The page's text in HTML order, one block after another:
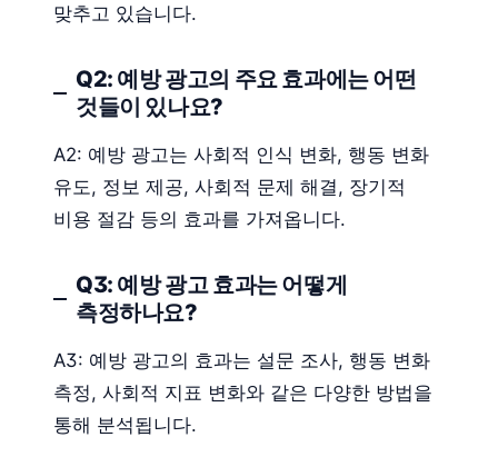
맞추고 있습니다.
Q2: 예방 광고의 주요 효과에는 어떤
것들이 있나요?
A2: 예방 광고는 사회적 인식 변화, 행동 변화
유도, 정보 제공, 사회적 문제 해결, 장기적
비용 절감 등의 효과를 가져옵니다.
Q3: 예방 광고 효과는 어떻게
측정하나요?
A3: 예방 광고의 효과는 설문 조사, 행동 변화
측정, 사회적 지표 변화와 같은 다양한 방법을
통해 분석됩니다.